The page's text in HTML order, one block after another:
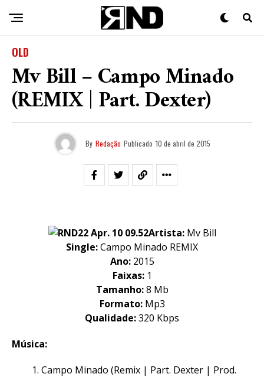
OLD
Mv Bill – Campo Minado
(REMIX | Part. Dexter)
By Redação Publicado 10 de abril de 2015
Artista:Mv Bill
Single:Campo Minado REMIX
Ano:2015
Faixas:1
Tamanho:8 Mb
Formato:Mp3
Qualidade:320 Kbps
Música:
Campo Minado (Remix | Part. Dexter | Prod.